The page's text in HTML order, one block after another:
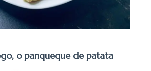
o panqueque de patata